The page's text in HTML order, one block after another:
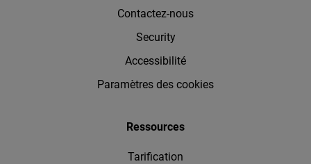
Contactez-nous
Security
Accessibilité
Paramètres des cookies
Ressources
Tarification